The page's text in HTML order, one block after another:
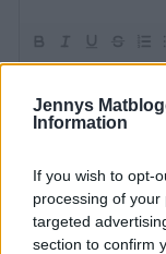
Jennys
Information
If you wish to opt-
processing of
targeted
section to confirm
COMMENT
Jenny